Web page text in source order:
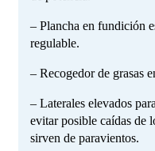
– Plancha en fundición
regulable.
– Recogedor de grasas
– Laterales elevados
evitar posible caídas de
sirven de paravientos.